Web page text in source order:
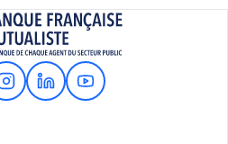
Instagram
LinkedinYoutube